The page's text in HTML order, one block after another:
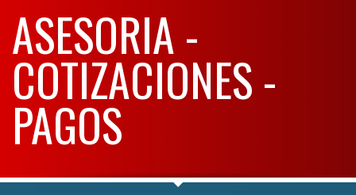
ASESORIA -
COTIZACIONES -
PAGOS